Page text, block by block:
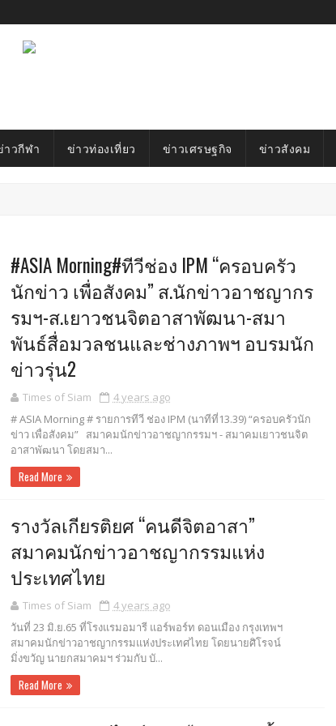
วกีฬา ข่าวท่องเที่ยว ข่าวเศรษฐกิจ ข่าวสังคม
#ASIA Morning#ทีวีช่อง IPM “ครอบครัว
นักข่าว เพื่อสังคม” ส.นักข่าวอาชญากร
รมฯ-ส.เยาวชนจิตอาสาพัฒนา-สมา
พันธ์สื่อมวลชนและช่างภาพฯ อบรมนัก
ข่าวรุ่น2
Times of Siam
4 years ago
# ASIA Morning # รายการทีวี ช่อง IPM (นาทีที่13.39) “ครอบครัวนัก
ข่าว เพื่อสังคม” สมาคมนักข่าวอาชญากรรมฯ - สมาคมเยาวชนจิต
อาสาพัฒนา โดยสมา...
Read More
รางวัลเกียรติยศ “คนดีจิตอาสา”
สมาคมนักข่าวอาชญากรรมแห่ง
ประเทศไทย
Times of Siam
4 years ago
วันที่ 23 มิ.ย.65 ที่โรงแรมอมารี แอร์พอร์ท ดอนเมือง กรุงเทพฯ
สมาคมนักข่าวอาชญากรรมแห่งประเทศไทย โดยนายศิโรจน์
มิ่งขวัญ นายกสมาคมฯ ร่วมกับ บั...
Read More